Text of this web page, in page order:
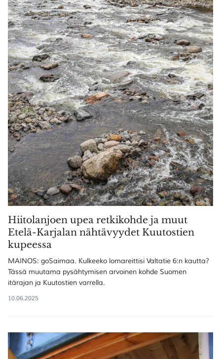
Hiitolanjoen upea retkikohde ja muut
Etelä-Karjalan nähtävyydet Kuutostien
kupeessa
MAINOS: goSaimaa. Kulkeeko lomareittisi Valtatie 6:n kautta?
Tässä muutama pysähtymisen arvoinen kohde Suomen
itärajan ja Kuutostien varrella.
10.06.2025